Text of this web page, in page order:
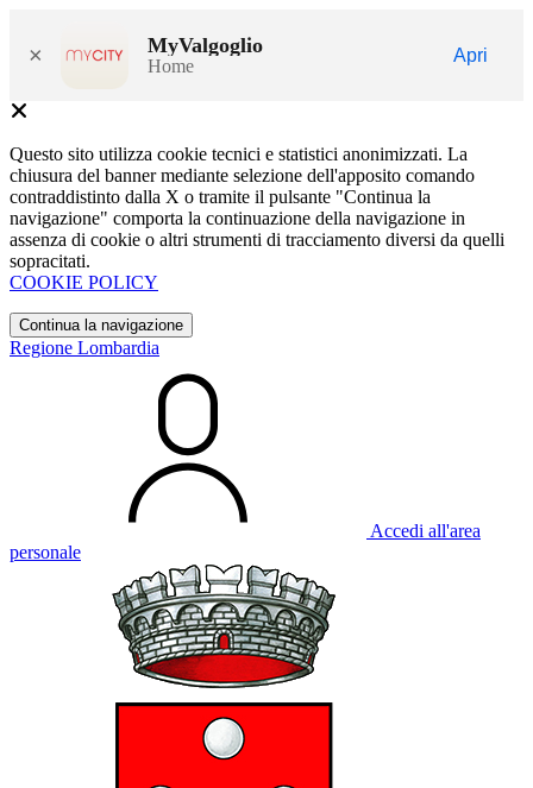
× MyValgoglio
Home
Apri
Questo sito utilizza cookie tecnici e statistici anonimizzati. La
chiusura del banner mediante selezione dell'apposito comando
contraddistinto dalla X o tramite il pulsante "Continua la
navigazione" comporta la continuazione della navigazione in
assenza di cookie o altri strumenti di tracciamento diversi da quelli
sopracitati.
COOKIE POLICY
Continua la navigazione
Regione Lombardia
Accedi all'area
personale